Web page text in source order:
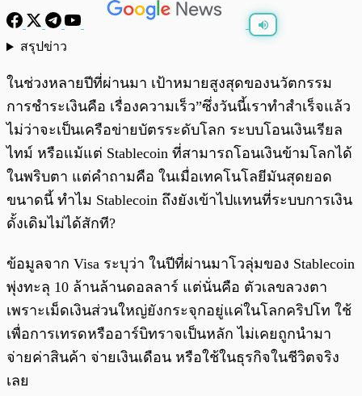
สรุปข่าว
ในช่วงหลายปีที่ผ่านมา เป้าหมายสูงสุดของนวัตกรรม
การชำระเงินคือ เรื่องความเร็ว”ซึ่งวันนี้เราทำสำเร็จแล้ว
ไม่ว่าจะเป็นเครือข่ายบัตรระดับโลก ระบบโอนเงินเรียล
ไทม์ หรือแม้แต่ Stablecoin ที่สามารถโอนเงินข้ามโลกได้
ในพริบตา แต่คำถามคือ ในเมื่อเทคโนโลยีมันสุดยอด
ขนาดนี้ ทำไม Stablecoin ถึงยังเข้าไปแทนที่ระบบการเงิน
ดั้งเดิมไม่ได้สักที?
ข้อมูลจาก Visa ระบุว่า ในปีที่ผ่านมาโวลุ่มของ Stablecoin
พุ่งทะลุ 10 ล้านล้านดอลลาร์ แต่นั่นคือ ตัวเลขลวงตา
เพราะเม็ดเงินส่วนใหญ่ยังกระจุกอยู่แค่ในโลกคริปโท ใช้
เพื่อการเทรดหรืออาร์บิทราจเป็นหลัก ไม่เคยถูกนำมา
จ่ายค่าสินค้า จ่ายเงินเดือน หรือใช้ในธุรกิจในชีวิตจริง
เลย